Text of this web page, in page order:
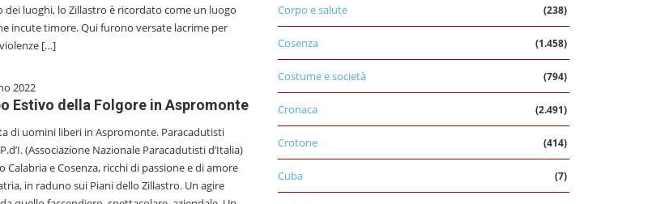
dei luoghi, lo Zillastro è ricordato come un luogo
incute timore. Qui furono versate lacrime per
[…]
2022
Estivo della Folgore in Aspromonte
di uomini liberi in Aspromonte. Paracadutisti
(Associazione Nazionale Paracadutisti d’Italia)
Calabria e Cosenza, ricchi di passione e di amore
in raduno sui Piani dello Zillastro. Un agire
Corpo e salute (238)
Cosenza (1.458)
Costume e società (794)
Cronaca (2.491)
Crotone (414)
Cuba (7)